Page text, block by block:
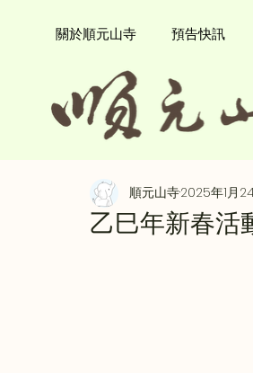
關於順元山寺 預告快訊
乙巳年新春活
順元山寺2025年1月